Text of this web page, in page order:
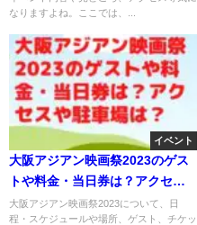
なりますよね。ここでは、...
イベント
大阪アジアン映画祭2023のゲス
トや料金・当日券は？アクセス
や駐車場は？
大阪アジアン映画祭2023について、日
程・スケジュールや場所、ゲスト、チケッ